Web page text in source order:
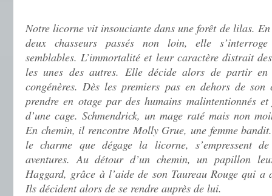
Notre licorne vit insouciante dans une forêt de lilas.
deux chasseurs passés non loin, elle s’interroge
semblables. L’immortalité et leur caractère distrait
les unes des autres. Elle décide alors de partir en
congénères. Dès les premiers pas en dehors de
prendre en otage par des humains malintentionnés
d’une cage. Schmendrick, un mage raté mais non
En chemin, il rencontre Molly Grue, une femme
le charme que dégage la licorne, s’empressent
aventures. Au détour d’un chemin, un papillon
Haggard, grâce à l’aide de son Taureau Rouge qui a
Ils décident alors de se rendre auprès de lui.